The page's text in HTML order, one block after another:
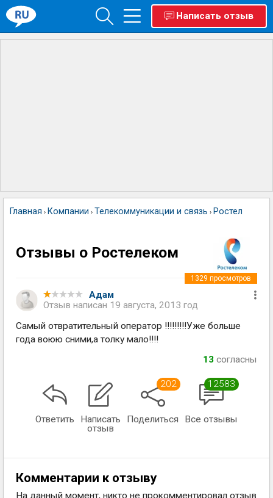
Написать отзыв
Главная › Компании › Телекоммуникации и связь › Ростелеком
Отзывы о Ростелеком
Адам
Отзыв написан 19 августа, 2013 год
1329 просмотров
Самый отвратительный оператор !!!!!!!!!Уже больше
года воюю сними,а толку мало!!!!
13 согласны
Ответить
Написать
отзыв
202
Поделиться
12583
Все отзывы
Комментарии к отзыву
На данный момент, никто не прокомментировал отзыв